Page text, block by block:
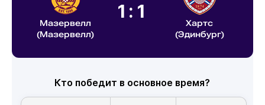
Мазервелл
(Мазервелл)
1:1
Хартс
(Эдинбург)
Кто победит в основное время?